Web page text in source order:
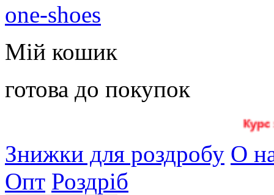
one-shoes
Мій кошик
готова до покупок
Знижки для роздробу О
Опт Роздріб